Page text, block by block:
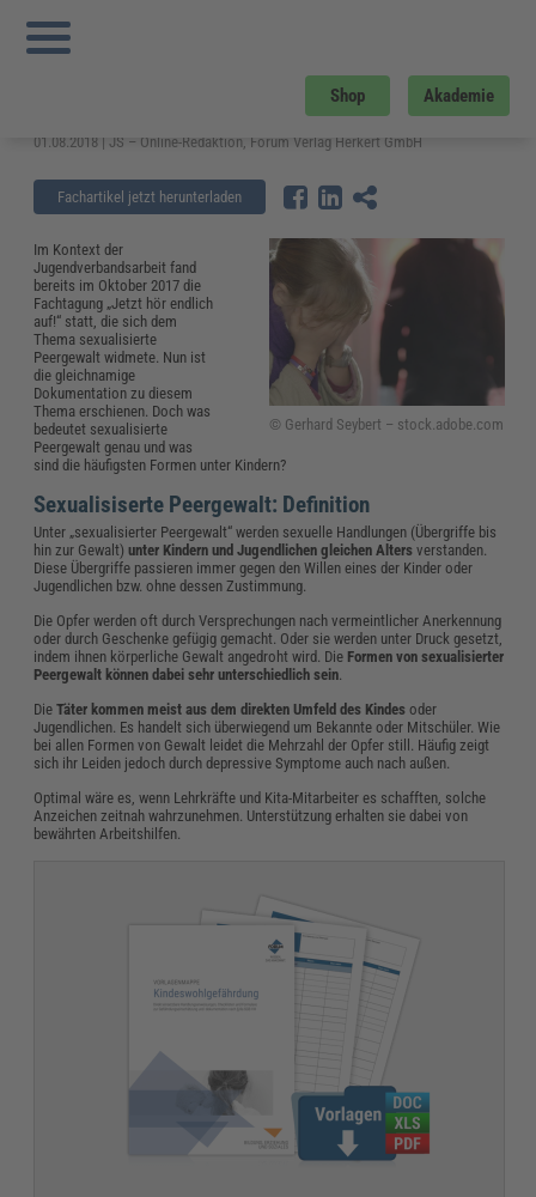
Shop Akademie
Sie sind hier:
Peergewalt: Definition und häufigste Formen unter Kindern
Sexualisierte Peergewalt: Definition
und häufigste Formen unter Kindern
01.08.2018 | JS – Online-Redaktion, Forum Verlag Herkert GmbH
Fachartikel jetzt herunterladen
© Gerhard Seybert – stock.adobe.com
Im Kontext der
Jugendverbandsarbeit fand
bereits im Oktober 2017 die
Fachtagung „Jetzt hör endlich
auf!“ statt, die sich dem
Thema sexualisierte
Peergewalt widmete. Nun ist
die gleichnamige
Dokumentation zu diesem
Thema erschienen. Doch was
bedeutet sexualisierte
Peergewalt genau und was
sind die häufigsten Formen unter Kindern?
Sexualisiserte Peergewalt: Definition
Unter „sexualisierter Peergewalt“ werden sexuelle Handlungen (Übergriffe bis
hin zur Gewalt)unter Kindern und Jugendlichen gleichen Altersverstanden.
Diese Übergriffe passieren immer gegen den Willen eines der Kinder oder
Jugendlichen bzw. ohne dessen Zustimmung.
Die Opfer werden oft durch Versprechungen nach vermeintlicher Anerkennung
oder durch Geschenke gefügig gemacht. Oder sie werden unter Druck gesetzt,
indem ihnen körperliche Gewalt angedroht wird. Die Formen von sexualisierter
Peergewalt können dabei sehr unterschiedlich sein.
DieTäter kommen meist aus dem direkten Umfeld des Kindes oder
Jugendlichen. Es handelt sich überwiegend um Bekannte oder Mitschüler. Wie
bei allen Formen von Gewalt leidet die Mehrzahl der Opfer still. Häufig zeigt
sich ihr Leiden jedoch durch depressive Symptome auch nach außen.
Optimal wäre es, wenn Lehrkräfte und Kita-Mitarbeiter es schafften, solche
Anzeichen zeitnah wahrzunehmen. Unterstützung erhalten sie dabei von
bewährten Arbeitshilfen.